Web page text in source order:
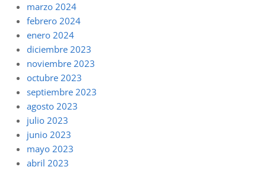
marzo 2024
febrero 2024
enero 2024
diciembre 2023
noviembre 2023
octubre 2023
septiembre 2023
agosto 2023
julio 2023
junio 2023
mayo 2023
abril 2023